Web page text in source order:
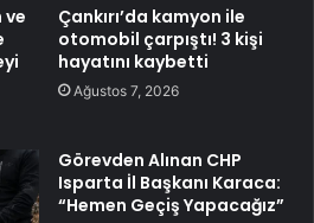
ve
Çankırı’da kamyon ile
otomobil çarpıştı! 3 kişi
hayatını kaybetti
Ağustos 7, 2026
Görevden Alınan CHP
Isparta İl Başkanı Karaca:
“Hemen Geçiş Yapacağız”